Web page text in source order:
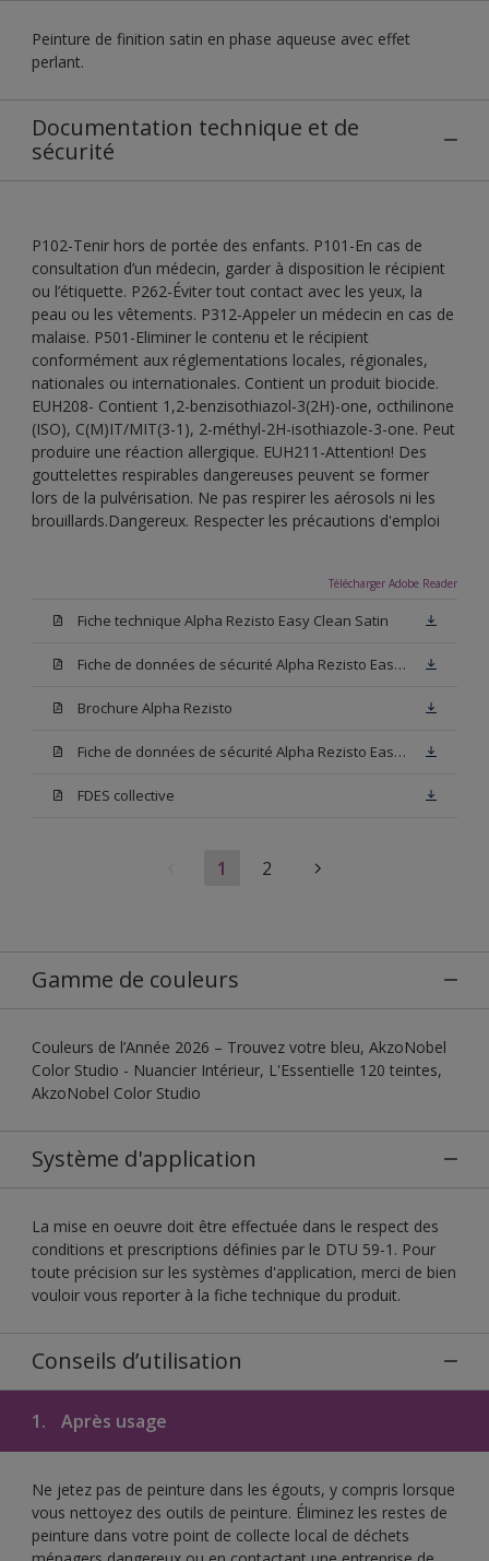
Peinture de finition satin en phase aqueuse avec effet
perlant.
Documentation technique et de
sécurité
P102-Tenir hors de portée des enfants. P101-En cas de
consultation d’un médecin, garder à disposition le récipient
ou l’étiquette. P262-Éviter tout contact avec les yeux, la
peau ou les vêtements. P312-Appeler un médecin en cas de
malaise. P501-Eliminer le contenu et le récipient
conformément aux réglementations locales, régionales,
nationales ou internationales. Contient un produit biocide.
EUH208- Contient 1,2-benzisothiazol-3(2H)-one, octhilinone
(ISO), C(M)IT/MIT(3-1), 2-méthyl-2H-isothiazole-3-one. Peut
produire une réaction allergique. EUH211-Attention! Des
gouttelettes respirables dangereuses peuvent se former
lors de la pulvérisation. Ne pas respirer les aérosols ni les
brouillards.Dangereux. Respecter les précautions d'emploi
Télécharger Adobe Reader
Fiche technique Alpha Rezisto Easy Clean Satin
Fiche de données de sécurité Alpha Rezisto Easy Clean Satin Base N00
Brochure Alpha Rezisto
Fiche de données de sécurité Alpha Rezisto Easy Clean Satin Blanc
FDES collective
1 2
Gamme de couleurs
Couleurs de l’Année 2026 – Trouvez votre bleu, AkzoNobel
Color Studio - Nuancier Intérieur, L'Essentielle 120 teintes,
AkzoNobel Color Studio
Système d'application
La mise en oeuvre doit être effectuée dans le respect des
conditions et prescriptions définies par le DTU 59-1. Pour
toute précision sur les systèmes d'application, merci de bien
vouloir vous reporter à la fiche technique du produit.
Conseils d’utilisation
1. Après usage
Ne jetez pas de peinture dans les égouts, y compris lorsque
vous nettoyez des outils de peinture. Éliminez les restes de
peinture dans votre point de collecte local de déchets